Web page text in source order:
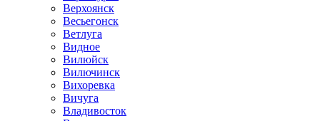
Верхоянск
Весьегонск
Ветлуга
Видное
Вилюйск
Вилючинск
Вихоревка
Вичуга
Владивосток